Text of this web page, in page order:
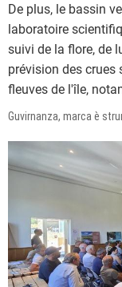
De plus, le bassin
laboratoire
suivi de la flore, de
prévision des crues
fleuves de l'île,
Guvirnanza, marca è